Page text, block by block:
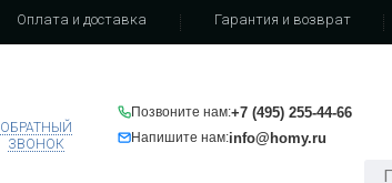
Оплата и доставка Гарантия и возврат
Позвоните нам:+7 (495) 255-44-66
Напишите нам:info@homy.ru
ОБРАТНЫЙ
ЗВОНОК